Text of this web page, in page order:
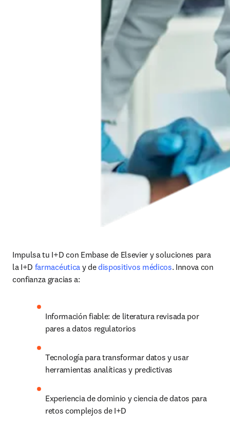
Impulsa tu I+D con Embase de Elsevier y soluciones para
la I+D farmacéutica y de dispositivos médicos. Innova con
confianza gracias a:
Información fiable: de literatura revisada por
pares a datos regulatorios
Tecnología para transformar datos y usar
herramientas analíticas y predictivas
Experiencia de dominio y ciencia de datos para
retos complejos de I+D